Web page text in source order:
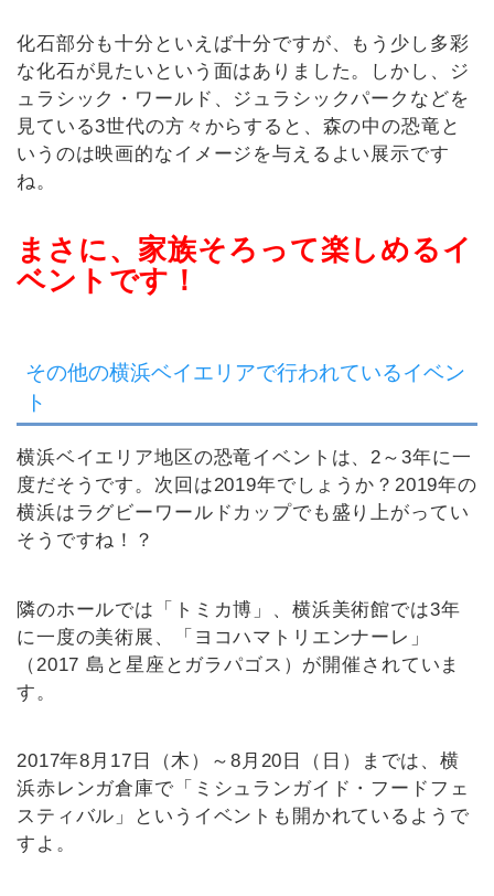
化石部分も十分といえば十分ですが、もう少し多彩
な化石が見たいという面はありました。しかし、ジ
ュラシック・ワールド、ジュラシックパークなどを
見ている3世代の方々からすると、森の中の恐竜と
いうのは映画的なイメージを与えるよい展示です
ね。
まさに、家族そろって楽しめるイ
ベントです！
その他の横浜ベイエリアで行われているイベン
ト
横浜ベイエリア地区の恐竜イベントは、2～3年に一
度だそうです。次回は2019年でしょうか？2019年の
横浜はラグビーワールドカップでも盛り上がってい
そうですね！？
隣のホールでは「トミカ博」、横浜美術館では3年
に一度の美術展、「ヨコハマトリエンナーレ」
（2017 島と星座とガラパゴス）が開催されていま
す。
2017年8月17日（木）～8月20日（日）までは、横
浜赤レンガ倉庫で「ミシュランガイド・フードフェ
スティバル」というイベントも開かれているようで
すよ。